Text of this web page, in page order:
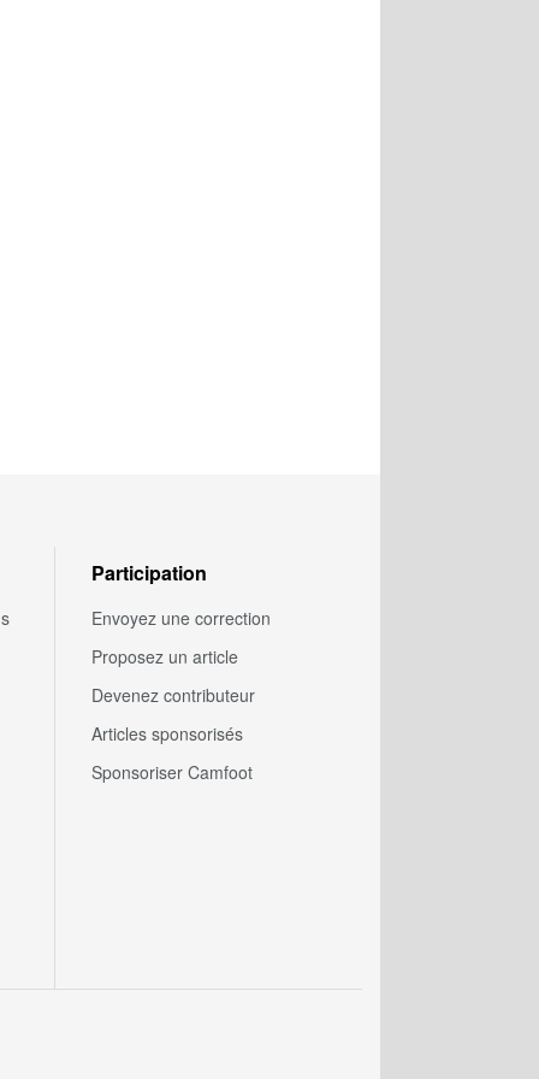
Participation
Envoyez une correction
Proposez un article
Devenez contributeur
Articles sponsorisés
Sponsoriser Camfoot